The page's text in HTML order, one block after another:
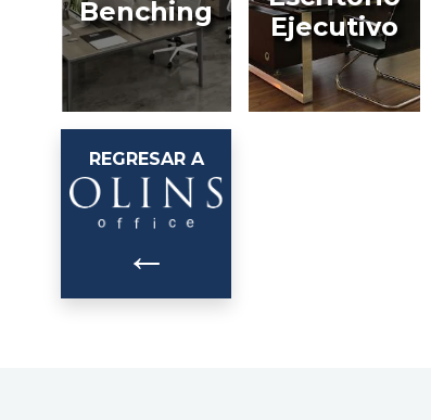
Benching
Ejecutivo
REGRESAR A
←